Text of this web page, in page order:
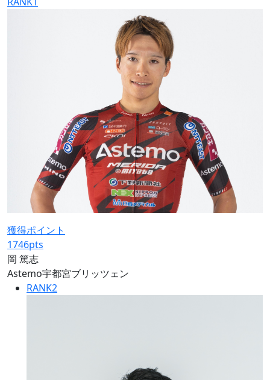
獲得ポイント
1746pts
岡 篤志
Astemo宇都宮ブリッツェン
RANK2